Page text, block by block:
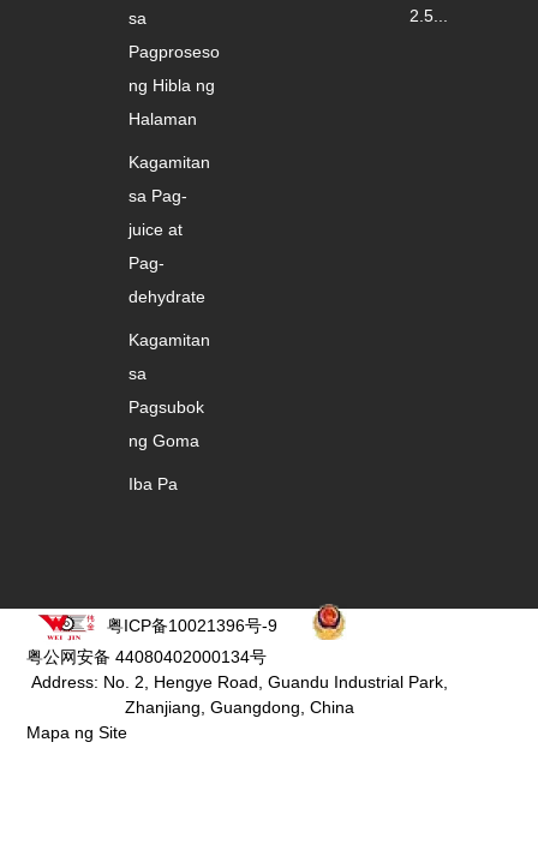
sa
Pagproseso
ng Hibla ng
Halaman
Kagamitan
sa Pag-
juice at
Pag-
dehydrate
Kagamitan
sa
Pagsubok
ng Goma
Iba Pa
2.5...
粤ICP备10021396号-9
粤公网安备 44080402000134号
Address: No. 2, Hengye Road, Guandu Industrial Park,
Zhanjiang, Guangdong, China
Mapa ng Site